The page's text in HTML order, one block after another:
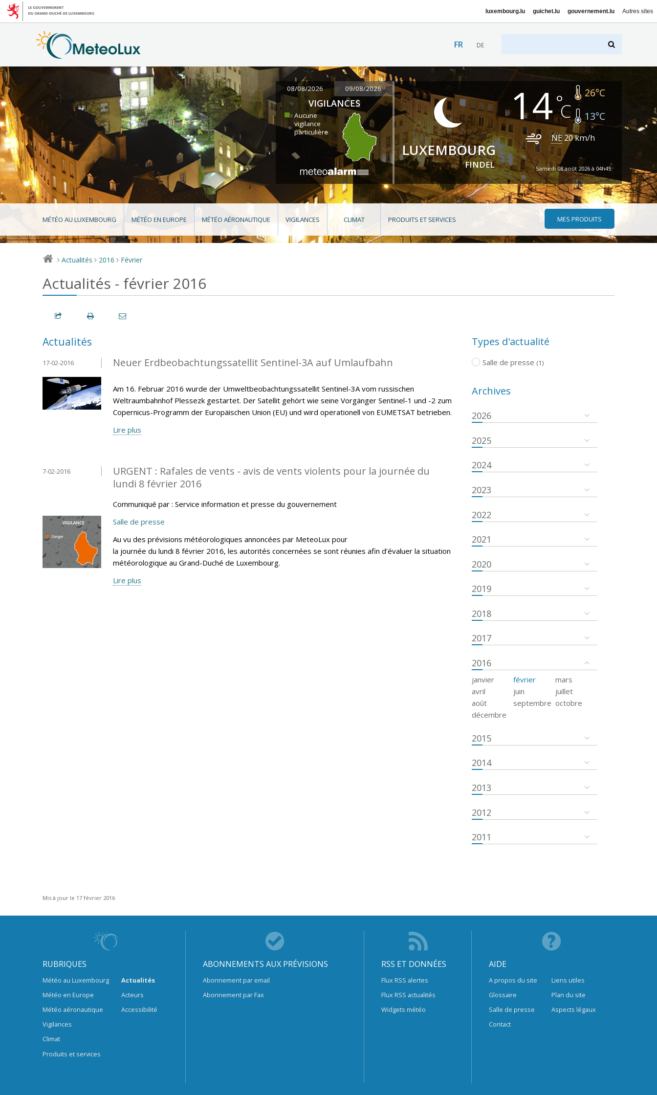
luxembourg.lu guichet.lu gouvernement.lu Autres sites
FR DE
08/08/2026 09/08/2026
VIGILANCES
Aucune
vigilance
particulière
LUXEMBOURG
FINDEL
14 26°C
13°C
NE 20km/h
Samedi 08 août 2026 à 04h45
MÉTÉO AU LUXEMBOURG MÉTÉO EN EUROPE MÉTÉO AÉRONAUTIQUE VIGILANCES CLIMAT PRODUITS ET SERVICES MES PRODUITS
> Actualités > 2016 > Février
Actualités - février 2016
Actualités
Neuer Erdbeobachtungssatellit Sentinel-3A auf Umlaufbahn
17-02-2016
Am 16. Februar 2016 wurde der Umweltbeobachtungssatellit Sentinel-3A vom russischen
Weltraumbahnhof Plessezk gestartet. Der Satellit gehört wie seine Vorgänger Sentinel-1 und -2 zum
Copernicus-Programm der Europäischen Union (EU) und wird operationell von EUMETSAT betrieben.
Lire plus
URGENT : Rafales de vents - avis de vents violents pour la journée du
lundi 8 février 2016
Communiqué par : Service information et presse du gouvernement
7-02-2016
Salle de presse
Au vu des prévisions météorologiques annoncées par MeteoLux pour
la journée du lundi 8 février 2016, les autorités concernées se sont réunies afin d’évaluer la situation
météorologique au Grand-Duché de Luxembourg.
Lire plus
Types d'actualité
Salle de presse (1)
Archives
2026
2025
2024
2023
2022
2021
2020
2019
2018
2017
2016
janvier février
mars
avril
juin
juillet
août
septembre octobre
décembre
2015
2014
2013
2012
2011
Mis à jour le 17 février 2016
RUBRIQUES
Météo au Luxembourg
Météo en Europe
Météo aéronautique
Vigilances
Climat
Produits et services
Actualités
Acteurs
Accessibilité
ABONNEMENTS AUX PRÉVISIONS
Abonnement par email
Abonnement par Fax
RSS ET DONNÉES
Flux RSS alertes
Flux RSS actualités
Widgets météo
AIDE
A propos du site
Glossaire
Salle de presse
Contact
Liens utiles
Plan du site
Aspects légaux